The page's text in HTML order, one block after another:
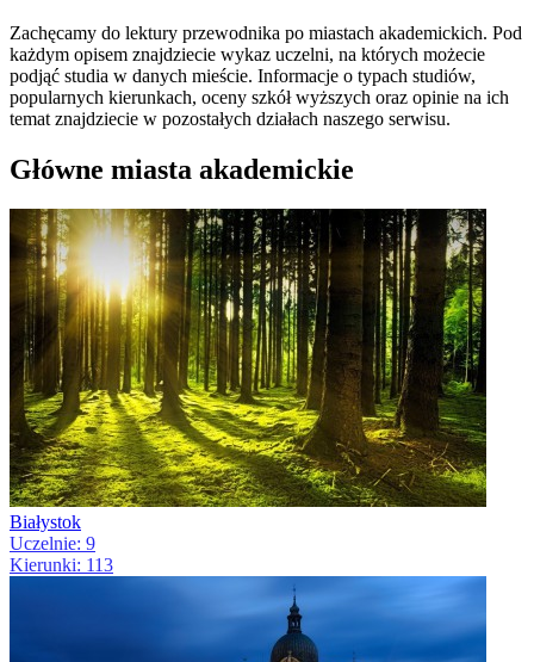
Zachęcamy do lektury przewodnika po miastach akademickich. Pod
każdym opisem znajdziecie wykaz uczelni, na których możecie
podjąć studia w danych mieście. Informacje o typach studiów,
popularnych kierunkach, oceny szkół wyższych oraz opinie na ich
temat znajdziecie w pozostałych działach naszego serwisu.
Główne miasta akademickie
Białystok
Uczelnie: 9
Kierunki: 113